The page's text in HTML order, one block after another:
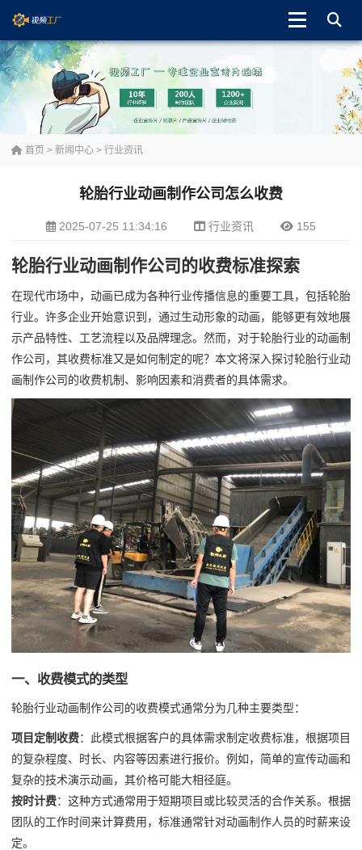
首页 > 新闻中心 > 行业资讯
轮胎行业动画制作公司怎么收费
2025-07-25 11:34:16 行业资讯 155
轮胎行业动画制作公司的收费标准探索
在现代市场中，动画已成为各种行业传播信息的重要工具，包括轮胎
行业。许多企业开始意识到，通过生动形象的动画，能够更有效地展
示产品特性、工艺流程以及品牌理念。然而，对于轮胎行业的动画制
作公司，其收费标准又是如何制定的呢？本文将深入探讨轮胎行业动
画制作公司的收费机制、影响因素和消费者的具体需求。
一、收费模式的类型
轮胎行业动画制作公司的收费模式通常分为几种主要类型：
项目定制收费：此模式根据客户的具体需求制定收费标准，根据项目
的复杂程度、时长、内容等因素进行报价。例如，简单的宣传动画和
复杂的技术演示动画，其价格可能大相径庭。
按时计费：这种方式通常用于短期项目或比较灵活的合作关系。根据
团队的工作时间来计算费用，标准通常针对动画制作人员的时薪来设
定。